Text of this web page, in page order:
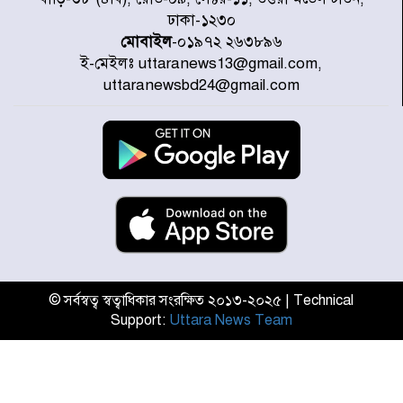
উদ্যোগে উত্তরা ১৩ নং সেক্টর-এ
পরিষ্কার-পরিচ্ছন্নতা অভিযান
ডিএমপির অভিযানে ২৪ ঘণ্টায় গ্রেপ্তার
৫০৪, উদ্ধার মাদক-অস্ত্র
সন্দ্বীপের চরে বিপদে পড়া কচ্ছপ উদ্ধার
সাগরে অবমুক্ত
মাতারবাড়ী পৌঁছে নির্ধারিত কর্মসূচিতে
যোগ দিয়েছেন প্রধানমন্ত্রী
জাতীয় সাংবাদিক সংস্থার পিরোজপুর
জেলা কমিটি অনুমোদন
ঢাকা-১২৩০
মোবাইল-০১৯৭২ ২৬৩৮৯৬
ই-মেইলঃ uttaranews13@gmail.com,
uttaranewsbd24@gmail.com
© সর্বস্বত্ব স্বত্বাধিকার সংরক্ষিত ২০১৩-২০২৫ | Technical
Support: Uttara News Team